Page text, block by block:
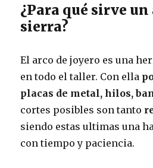
¿Para qué sirve un
sierra?
El arco de joyero es una
en todo el taller. Con ella
placas de metal, hilos,
cortes posibles son tanto
siendo estas ultimas una
con tiempo y paciencia.